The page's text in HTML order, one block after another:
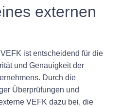
externen
ist entscheidend für die
und Genauigkeit der
Durch die
Überprüfungen und
VEFK dazu bei, die